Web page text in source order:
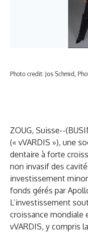
Photo credit: Jos Schmid,
ZOUG, Suisse--(
(« vVARDIS »), une
dentaire à forte
non invasif des
investissement
fonds gérés par
L’investissement
croissance mondiale
vVARDIS, y compris